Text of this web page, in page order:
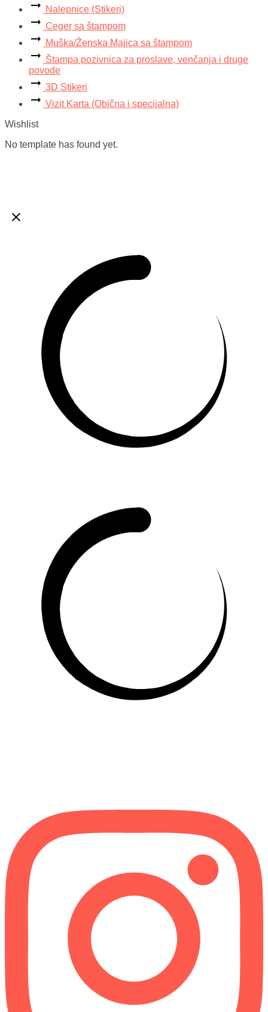
Nalepnice (Stikeri)
Ceger sa štampom
Muška/Ženska Majica sa štampom
Štampa pozivnica za proslave, venčanja i druge
povode
3D Stikeri
Vizit Karta (Obična i specijalna)
Wishlist
No template has found yet.